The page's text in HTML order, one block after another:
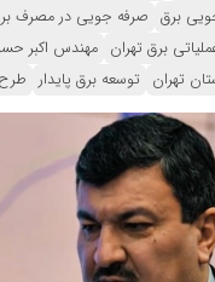
برق صرفه جویی در مصرف
برق تهران مهندس اکبر
تهران توسعه برق پایدار